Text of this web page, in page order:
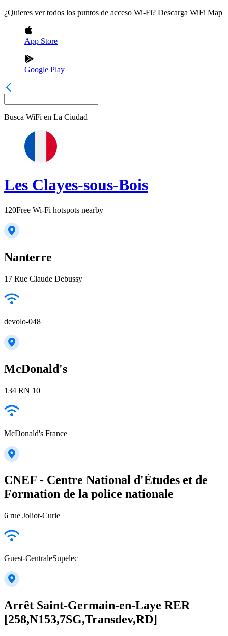
¿Quieres ver todos los puntos de acceso Wi-Fi? Descarga WiFi Map
App Store
Google Play
Busca WiFi en La Ciudad
Les Clayes-sous-Bois
120Free Wi-Fi hotspots nearby
Nanterre
17 Rue Claude Debussy
devolo-048
McDonald's
134 RN 10
McDonald's France
CNEF - Centre National d'Études et de
Formation de la police nationale
6 rue Joliot-Curie
Guest-CentraleSupelec
Arrêt Saint-Germain-en-Laye RER
[258,N153,7SG,Transdev,RD]